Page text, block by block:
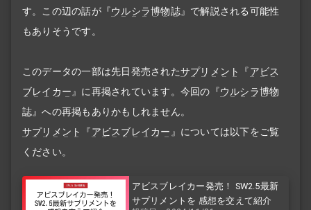
す。この辺の話が『ウルシラ博物誌』で解説される可能性
もありそうです。
このデータの一部は先日発売されたサプリメント 『アビス
ブレイカー』に再掲されています。今回の『ウルシラ博物
誌』への再掲もありかもしれません。
サプリメント
『アビスブレイカー 』については以下をご覧
ください。
アビスブレイカー発売！ SW2.5最新
サプリメントを 感想を交えて紹介